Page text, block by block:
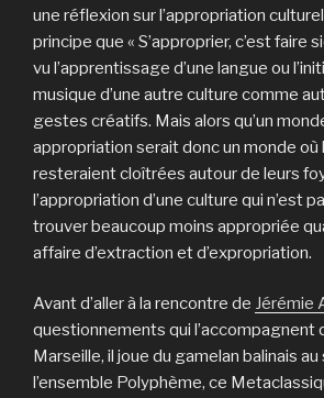
une réflexion sur l’appropriation
principe que « S’approprier, c’est faire
vu l’apprentissage d’une langue ou
musique d’une autre culture comme
gestes créatifs. Mais alors qu’un
appropriation serait donc un monde où
resteraient cloîtrées autour de leurs
l’appropriation d’une culture qui n’est
trouver beaucoup moins appropriée
affaire d’extraction et d’expropriation.
Avant d’aller à la rencontre de Jérémie
questionnements qui l’accompagnent
Marseille, il joue du gamelan balinais au
l’ensemble Polyphème, ce